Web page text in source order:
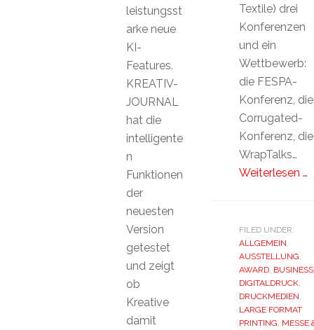
Textile) drei
Konferenzen
und ein
Wettbewerb:
die FESPA-
Konferenz, die
Corrugated-
Konferenz, die
WrapTalks…
Weiterlesen …
FILED UNDER:
ALLGEMEIN
AUSSTELLUNG
AWARD, BUSINESS
DIGITALDRUCK,
DRUCKMEDIEN
LARGE FORMAT
PRINTING MESSE
leistungsst
arke neue
KI-
Features.
KREATIV-
JOURNAL
hat die
intelligente
n
Funktionen
der
neuesten
Version
getestet
und zeigt
ob
Kreative
damit